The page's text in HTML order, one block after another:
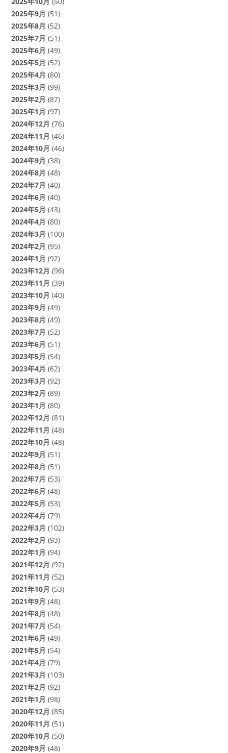
2025年9月 (51)
2025年8月 (52)
2025年7月 (51)
2025年6月 (49)
2025年5月 (52)
2025年4月 (80)
2025年3月 (99)
2025年2月 (87)
2025年1月 (97)
2024年12月 (76)
2024年11月 (46)
2024年10月 (46)
2024年9月 (38)
2024年8月 (48)
2024年7月 (40)
2024年6月 (40)
2024年5月 (43)
2024年4月 (80)
2024年3月 (100)
2024年2月 (95)
2024年1月 (92)
2023年12月 (96)
2023年11月 (39)
2023年10月 (40)
2023年9月 (49)
2023年8月 (49)
2023年7月 (52)
2023年6月 (51)
2023年5月 (54)
2023年4月 (62)
2023年3月 (92)
2023年2月 (89)
2023年1月 (80)
2022年12月 (81)
2022年11月 (48)
2022年10月 (48)
2022年9月 (51)
2022年8月 (51)
2022年7月 (53)
2022年6月 (48)
2022年5月 (53)
2022年4月 (79)
2022年3月 (102)
2022年2月 (93)
2022年1月 (94)
2021年12月 (92)
2021年11月 (52)
2021年10月 (53)
2021年9月 (48)
2021年8月 (48)
2021年7月 (54)
2021年6月 (49)
2021年5月 (54)
2021年4月 (79)
2021年3月 (103)
2021年2月 (92)
2021年1月 (98)
2020年12月 (85)
2020年11月 (51)
2020年10月 (50)
2020年9月 (48)